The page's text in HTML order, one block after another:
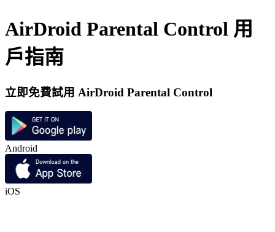
AirDroid Parental Control 用
戶指南
立即免費試用 AirDroid Parental Control
Android
iOS